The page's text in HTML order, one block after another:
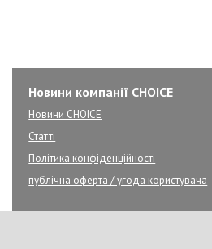
Новини компанії CHOICE
Новини CHOICE
Статті
Політика конфіденційності
публічна оферта / угода користувача